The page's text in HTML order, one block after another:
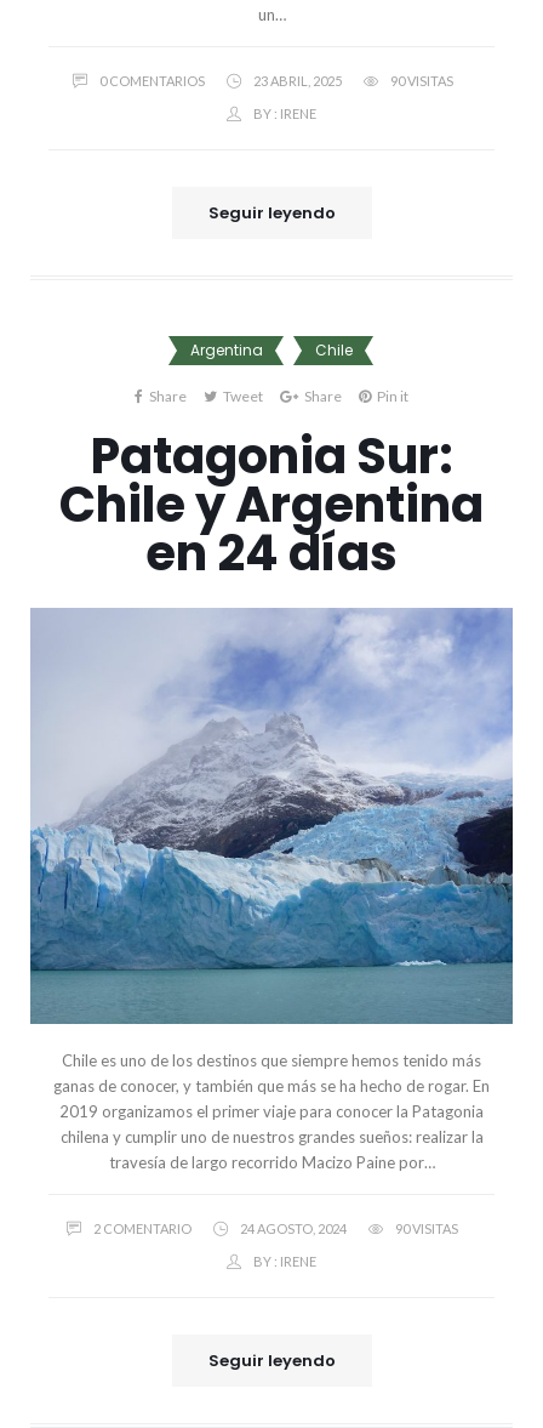
un…
0 COMENTARIOS 23 ABRIL, 2025 90 VISITAS
BY : IRENE
Seguir leyendo
Argentina Chile
Share Tweet Share Pin it
Patagonia Sur:
Chile y Argentina
en 24 días
Chile es uno de los destinos que siempre hemos tenido más
ganas de conocer, y también que más se ha hecho de rogar. En
2019 organizamos el primer viaje para conocer la Patagonia
chilena y cumplir uno de nuestros grandes sueños: realizar la
travesía de largo recorrido Macizo Paine por…
2 COMENTARIO 24 AGOSTO, 2024 90 VISITAS
BY : IRENE
Seguir leyendo